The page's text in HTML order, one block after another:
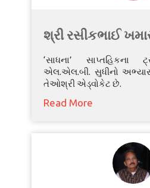
શ્રી રસીકભાઈ
‘સાધના’
એલ.એલ.બી. સુધીનો
તેઓશ્રી એડ્વોકેટ છે.
Read More